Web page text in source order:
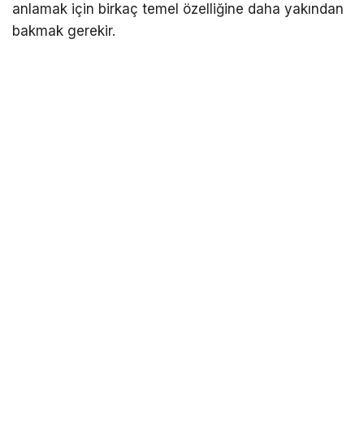
anlamak için birkaç temel özelliğine daha yakından
bakmak gerekir.